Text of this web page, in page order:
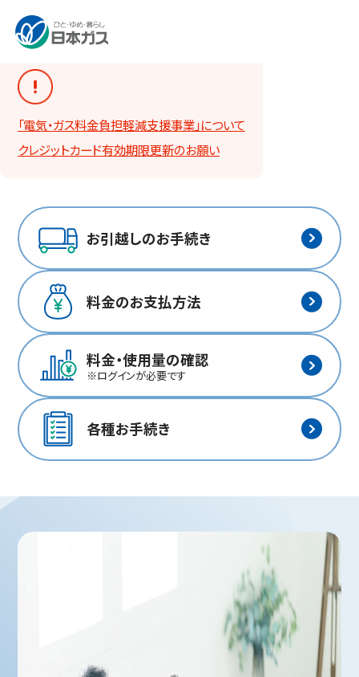
「電気・ガス料金負担軽減支援事業」について
クレジットカード有効期限更新のお願い
お引越しのお手続き
料金のお支払方法
料金・使用量の確認
※ログインが必要です
各種お手続き